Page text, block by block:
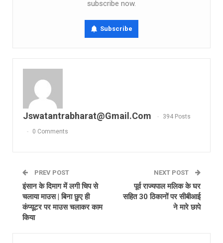
subscribe now.
Subscribe
Jswatantrabharat@gmail.com 394 Posts
0 Comments
PREV POST
इंसान के दिमाग में लगी चिप से
चलाया माउस | बिना छुए ही
कंप्यूटर पर माउस चलाकर काम
किया
NEXT POST
पूर्व राज्‍यपाल म‎लिक के घर
स‎हित 30 ठिकानों पर सीबीआई
ने मारे छापे